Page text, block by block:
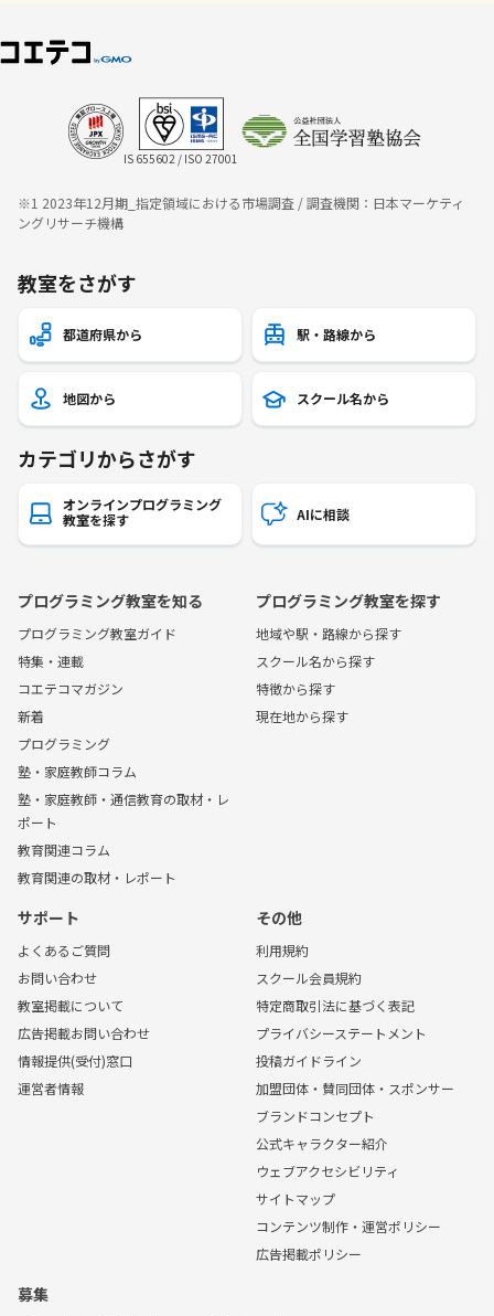
IS 655602 / ISO 27001
※1 2023年12月期_指定領域における市場調査 / 調査機関：日本マーケティ
ングリサーチ機構
教室をさがす
都道府県から 駅・路線から
地図から スクール名から
カテゴリからさがす
オンラインプログラミング
教室を探す
AIに相談
プログラミング教室を知る
プログラミング教室ガイド
特集・連載
コエテコマガジン
新着
プログラミング
塾・家庭教師コラム
塾・家庭教師・通信教育の取材・レ
ポート
教育関連コラム
教育関連の取材・レポート
プログラミング教室を探す
地域や駅・路線から探す
スクール名から探す
特徴から探す
現在地から探す
サポート
よくあるご質問
お問い合わせ
教室掲載について
広告掲載お問い合わせ
情報提供(受付)窓口
運営者情報
その他
利用規約
スクール会員規約
特定商取引法に基づく表記
プライバシーステートメント
投稿ガイドライン
加盟団体・賛同団体・スポンサー
ブランドコンセプト
公式キャラクター紹介
ウェブアクセシビリティ
サイトマップ
コンテンツ制作・運営ポリシー
広告掲載ポリシー
募集